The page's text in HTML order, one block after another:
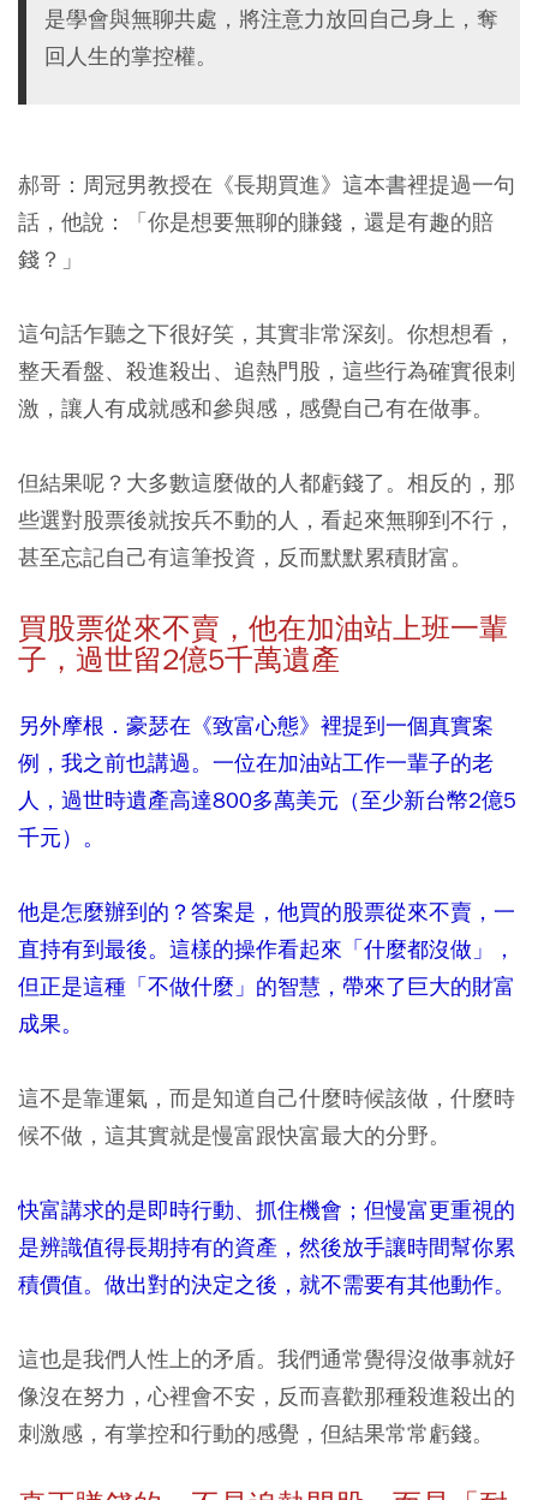
是學會與無聊共處，將注意力放回自己身上，奪
回人生的掌控權。
郝哥：周冠男教授在《長期買進》這本書裡提過一句
話，他說：「你是想要無聊的賺錢，還是有趣的賠
錢？」
這句話乍聽之下很好笑，其實非常深刻。你想想看，
整天看盤、殺進殺出、追熱門股，這些行為確實很刺
激，讓人有成就感和參與感，感覺自己有在做事。
但結果呢？大多數這麼做的人都虧錢了。相反的，那
些選對股票後就按兵不動的人，看起來無聊到不行，
甚至忘記自己有這筆投資，反而默默累積財富。
買股票從來不賣，他在加油站上班一輩
子，過世留2億5千萬遺產
另外摩根．豪瑟在《致富心態》裡提到一個真實案
例，我之前也講過。一位在加油站工作一輩子的老
人，過世時遺產高達800多萬美元（至少新台幣2億5
千元）。
他是怎麼辦到的？答案是，他買的股票從來不賣，一
直持有到最後。這樣的操作看起來「什麼都沒做」，
但正是這種「不做什麼」的智慧，帶來了巨大的財富
成果。
這不是靠運氣，而是知道自己什麼時候該做，什麼時
候不做，這其實就是慢富跟快富最大的分野。
快富講求的是即時行動、抓住機會；但慢富更重視的
是辨識值得長期持有的資產，然後放手讓時間幫你累
積價值。做出對的決定之後，就不需要有其他動作。
這也是我們人性上的矛盾。我們通常覺得沒做事就好
像沒在努力，心裡會不安，反而喜歡那種殺進殺出的
刺激感，有掌控和行動的感覺，但結果常常虧錢。